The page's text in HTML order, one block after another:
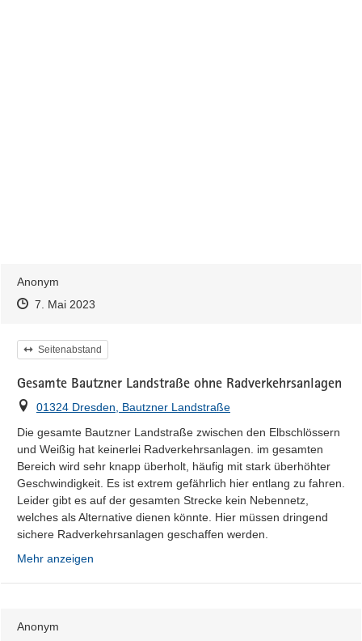
Anonym
Zeitpunkt des Erstellens
Zeitpunkt des Erstellens
7. Mai 2023Zur Äußerung
Kategorie
Seitenabstand
Gesamte Bautzner Landstraße ohne Radverkehrsanlagen
Ort
01324 Dresden, Bautzner Landstraße
Die gesamte Bautzner Landstraße zwischen den Elbschlössern
und Weißig hat keinerlei Radverkehrsanlagen. im gesamten
Bereich wird sehr knapp überholt, häufig mit stark überhöhter
Geschwindigkeit. Es ist extrem gefährlich hier entlang zu fahren.
Leider gibt es auf der gesamten Strecke kein Nebennetz,
welches als Alternative dienen könnte. Hier müssen dringend
sichere Radverkehrsanlagen geschaffen werden.
Mehr anzeigen
Anonym